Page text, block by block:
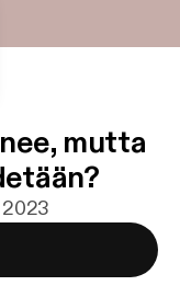
mutta
2023